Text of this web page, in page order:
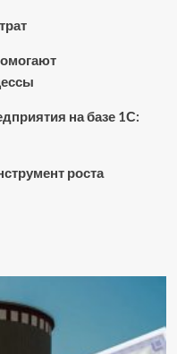
на базе 1С:
роста